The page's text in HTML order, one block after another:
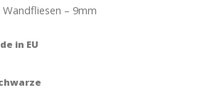
– 9mm
in EU